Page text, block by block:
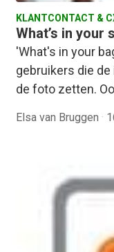
KLANTCONTACT &
What’s in your
'What's in your
gebruikers die
de foto zetten.
Elsa van Bruggen ·